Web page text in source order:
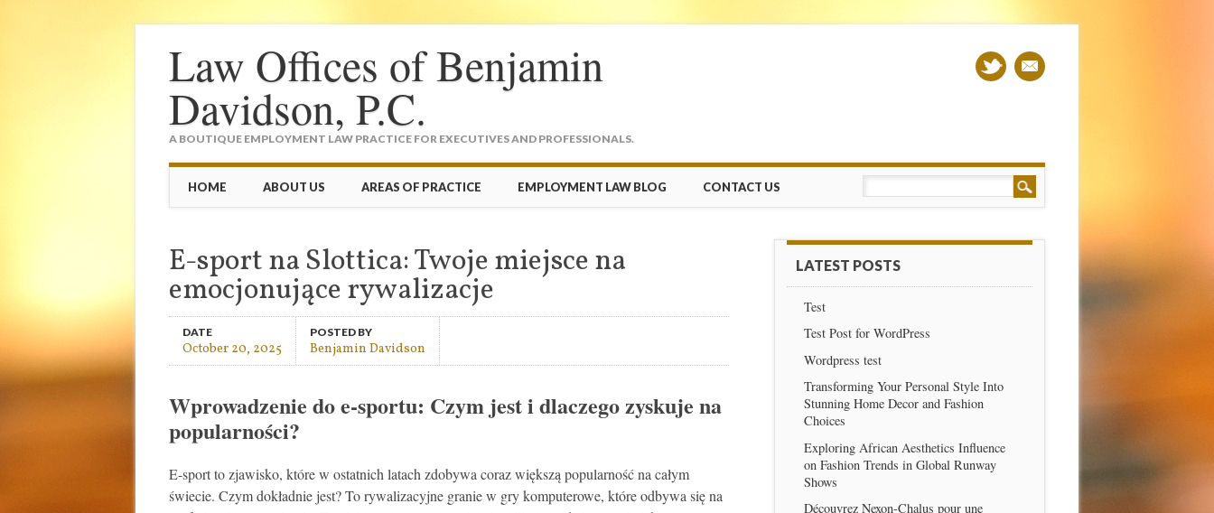
Law Offices of Benjamin
Davidson, P.C.
A BOUTIQUE EMPLOYMENT LAW PRACTICE FOR EXECUTIVES AND PROFESSIONALS.
Main menu
HOME ABOUT US AREAS OF PRACTICE EMPLOYMENT LAW BLOG CONTACT US
E-sport na Slottica: Twoje miejsce na
emocjonujące rywalizacje
DATE
October 20, 2025
POSTED BY
Benjamin Davidson
Wprowadzenie do e-sportu: Czym jest i dlaczego zyskuje na
popularności?
E-sport to zjawisko, które w ostatnich latach zdobywa coraz większą popularność na całym
świecie. Czym dokładnie jest? To rywalizacyjne granie w gry komputerowe, które odbywa się na
LATEST POSTS
Test
Test Post for WordPress
Wordpress test
Transforming Your Personal Style Into
Stunning Home Decor and Fashion
Choices
Exploring African Aesthetics Influence
on Fashion Trends in Global Runway
Shows
Découvrez Nexon-Chalus pour une